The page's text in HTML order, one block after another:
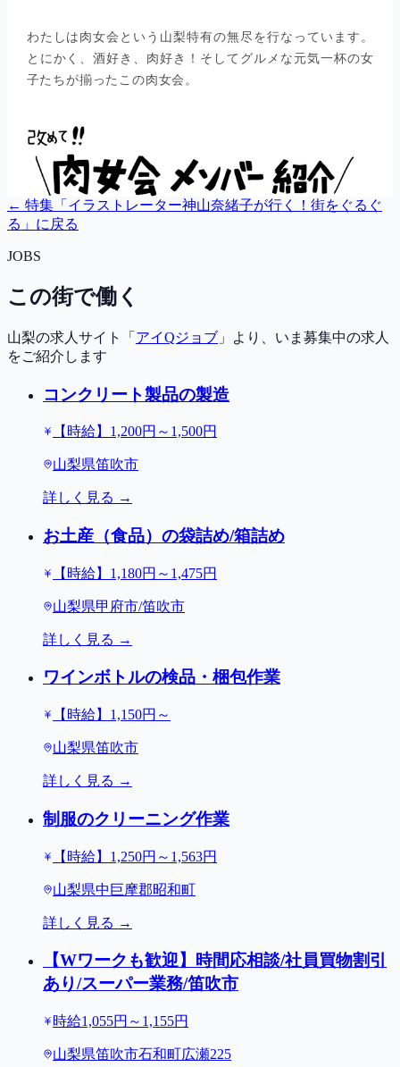
← 特集「 イラストレーター神山奈緒子が行く！街をぐるぐ
る 」に戻る
JOBS
この街で働く
山梨の求人サイト「 アイQジョブ 」より、いま募集中の求人
をご紹介します
コンクリート製品の製造
【時給】1,200円～1,500円
山梨県笛吹市
詳しく見る →
お土産（食品）の袋詰め/箱詰め
【時給】1,180円～1,475円
山梨県甲府市/笛吹市
詳しく見る →
ワインボトルの検品・梱包作業
【時給】1,150円～
山梨県笛吹市
詳しく見る →
制服のクリーニング作業
【時給】1,250円～1,563円
山梨県中巨摩郡昭和町
詳しく見る →
【Wワークも歓迎】時間応相談/社員買物割引
あり/スーパー業務/笛吹市
時給1,055円～1,155円
山梨県笛吹市石和町広瀬225